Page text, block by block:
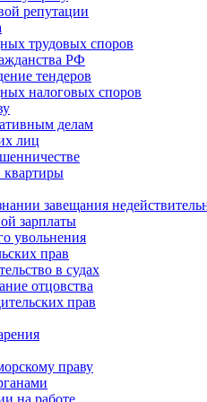
репутации
трудовых споров
РФ
тендеров
налоговых споров
делам
лиц
завещания
зарплаты
увольнения
прав
в судах
отцовства
прав
праву